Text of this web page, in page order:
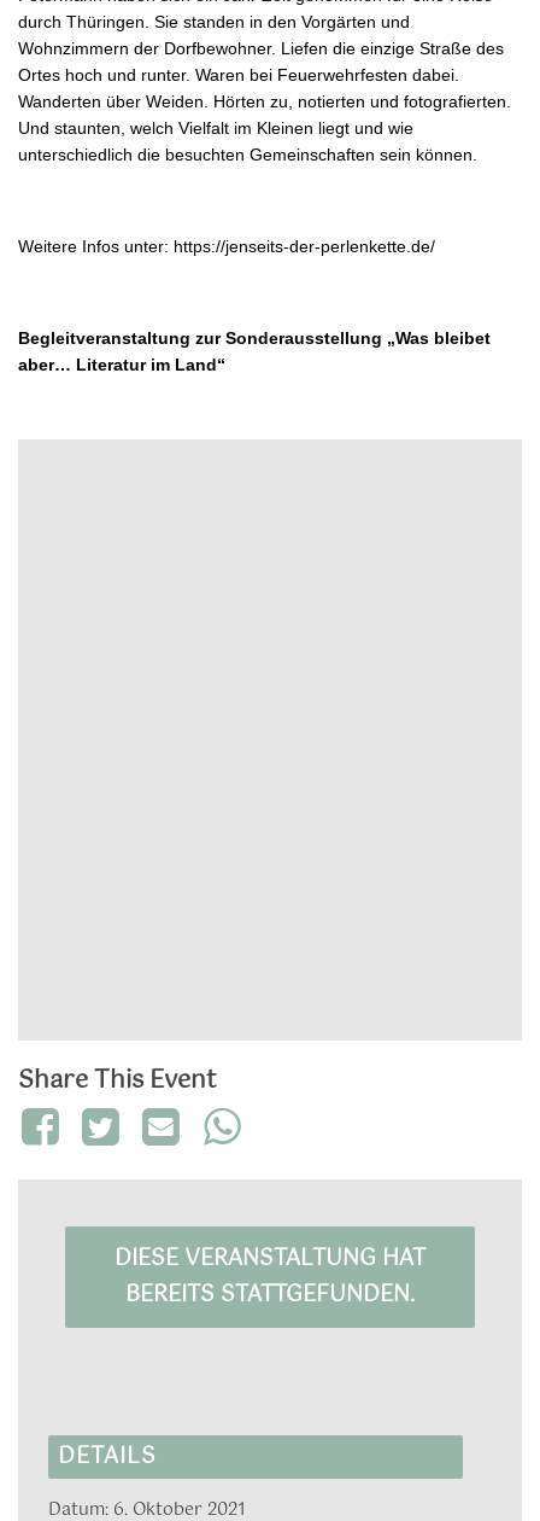
durch Thüringen. Sie standen in den Vorgärten und
Wohnzimmern der Dorfbewohner. Liefen die einzige Straße des
Ortes hoch und runter. Waren bei Feuerwehrfesten dabei.
Wanderten über Weiden. Hörten zu, notierten und fotografierten.
Und staunten, welch Vielfalt im Kleinen liegt und wie
unterschiedlich die besuchten Gemeinschaften sein können.
Weitere Infos unter: https://jenseits-der-perlenkette.de/
Begleitveranstaltung zur Sonderausstellung „Was bleibet
aber… Literatur im Land“
Share This Event
DIESE VERANSTALTUNG HAT
BEREITS STATTGEFUNDEN.
DETAILS
Datum: 6. Oktober 2021